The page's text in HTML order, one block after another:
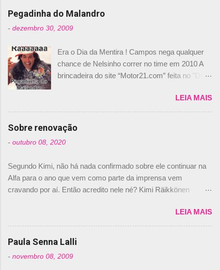
Pegadinha do Malandro
- dezembro 30, 2009
Era o Dia da Mentira ! Campos nega qualquer
chance de Nelsinho correr no time em 2010 A
brincadeira do site “Motor21.com” feita no "Día
de abril –, afirmando que Nelson Piquet havia
comprado 15% das ações da Campos, dando,
com isso, um lugar no time a Nelsinho Piquet,
foi esclarecida de uma vez por todas por
Daniele Audetto, diretor da escuderia. O
não será o companheiro de Bruno Senna em
2010. "Na verdade, nós recebemos uma oferta
de Piquet", admitiu Audetto. “Mas depois de ter
dois brasileiros”, explicou, dizendo ainda que
não tem nada contra o filho do tricampeão
Nelson Piquet. “Ele é um bom piloto, rápido e
experiente.” Audetto disse ainda que a suposta
LEIA MAIS
Sobre renovação
- outubro 08, 2020
Segundo Kimi, não há nada confirmado sobre ele continuar na
Alfa para o ano que vem como parte da imprensa vem
cravando por aí. Então acredito nele né? Kimi Räikkönen
truth but I’ve never had an option in my contract so that’s
should, pretty much, tell you that it’s not true." #Kimi7 #EifelGP
#AlfaRomeoRacing pic.twitter.com/77EDVn39Ia — Kimi
Romain falando sobre o fato do Iceman estar há tantos anos na
LEIA MAIS
Paula Senna Lalli
- novembro 08, 2009